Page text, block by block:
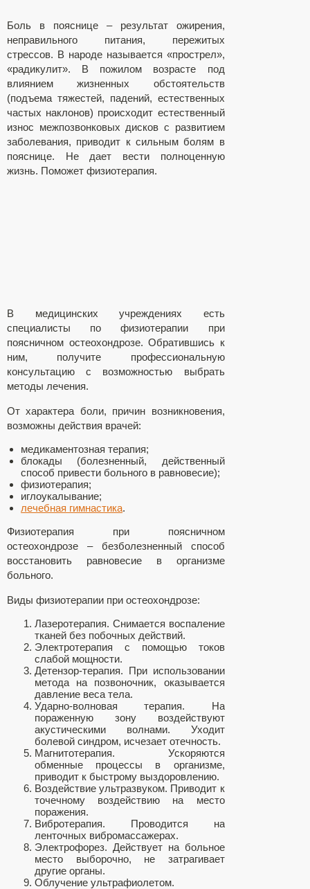
Боль в пояснице – результат ожирения,
неправильного питания, пережитых
стрессов. В народе называется «прострел»,
«радикулит». В пожилом возрасте под
влиянием жизненных обстоятельств
(подъема тяжестей, падений, естественных
частых наклонов) происходит естественный
износ межпозвонковых дисков с развитием
заболевания, приводит к сильным болям в
пояснице. Не дает вести полноценную
жизнь. Поможет физиотерапия.
В медицинских учреждениях есть
специалисты по физиотерапии при
поясничном остеохондрозе. Обратившись к
ним, получите профессиональную
консультацию с возможностью выбрать
методы лечения.
От характера боли, причин возникновения,
возможны действия врачей:
медикаментозная терапия;
блокады (болезненный, действенный
способ привести больного в равновесие);
физиотерапия;
иглоукалывание;
лечебная гимнастика.
Физиотерапия при поясничном
остеохондрозе – безболезненный способ
восстановить равновесие в организме
больного.
Виды физиотерапии при остеохондрозе:
Лазеротерапия. Снимается воспаление
тканей без побочных действий.
Электротерапия с помощью токов
слабой мощности.
Детензор-терапия. При использовании
метода на позвоночник, оказывается
давление веса тела.
Ударно-волновая терапия. На
пораженную зону воздействуют
акустическими волнами. Уходит
болевой синдром, исчезает отечность.
Магнитотерапия. Ускоряются
обменные процессы в организме,
приводит к быстрому выздоровлению.
Воздействие ультразвуком. Приводит к
точечному воздействию на место
поражения.
Вибротерапия. Проводится на
ленточных вибромассажерах.
Электрофорез. Действует на больное
место выборочно, не затрагивает
другие органы.
Облучение ультрафиолетом.